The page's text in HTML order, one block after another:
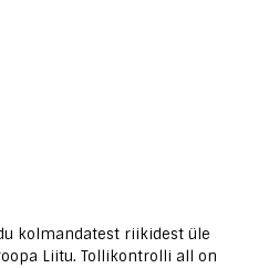
kolmandatest riikidest üle
Liitu. Tollikontrolli all on